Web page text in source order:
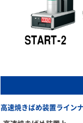
高速焼きばめ装置ライン